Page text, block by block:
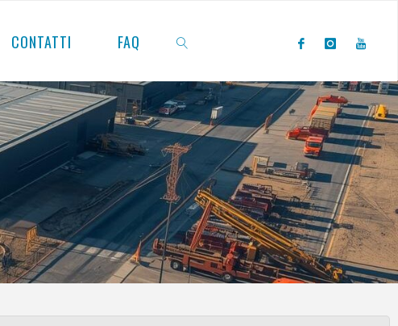
CONTATTI FAQ
CERCA